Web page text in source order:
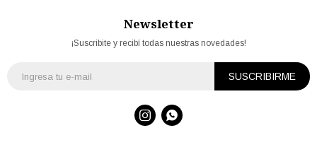
Newsletter
¡Suscribite y recibí todas nuestras novedades!
SUSCRIBIRME
 